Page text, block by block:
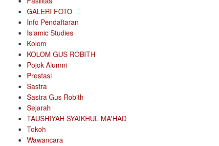
GALERI FOTO
Info Pendaftaran
Islamic Studies
Kolom
KOLOM GUS ROBITH
Pojok Alumni
Prestasi
Sastra
Sastra Gus Robith
Sejarah
TAUSHIYAH SYAIKHUL MA'HAD
Tokoh
Wawancara